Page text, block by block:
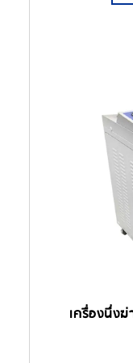
เครื่องนึ่ง